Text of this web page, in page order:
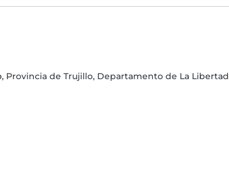
, Provincia de Trujillo, Departamento de La Libertad